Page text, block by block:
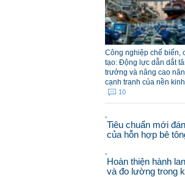
Công nghiệp chế biến,
tạo: Động lực dẫn dắt
trưởng và nâng cao
cạnh tranh của nền
10
Tiêu chuẩn mới
của hỗn hợp bê
Hoàn thiện hành
và đo lường trong